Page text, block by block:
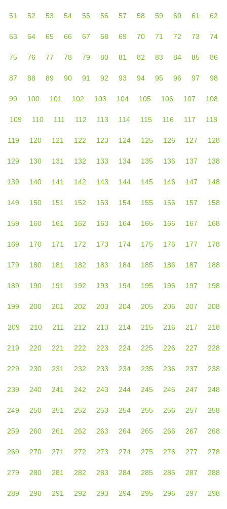
51 52 53 54 55 56 57 58 59 60 61 62
63 64 65 66 67 68 69 70 71 72 73 74
75 76 77 78 79 80 81 82 83 84 85 86
87 88 89 90 91 92 93 94 95 96 97 98
99 100 101 102 103 104 105 106 107 108
109 110 111 112 113 114 115 116 117 118
119 120 121 122 123 124 125 126 127 128
129 130 131 132 133 134 135 136 137 138
139 140 141 142 143 144 145 146 147 148
149 150 151 152 153 154 155 156 157 158
159 160 161 162 163 164 165 166 167 168
169 170 171 172 173 174 175 176 177 178
179 180 181 182 183 184 185 186 187 188
189 190 191 192 193 194 195 196 197 198
199 200 201 202 203 204 205 206 207 208
209 210 211 212 213 214 215 216 217 218
219 220 221 222 223 224 225 226 227 228
229 230 231 232 233 234 235 236 237 238
239 240 241 242 243 244 245 246 247 248
249 250 251 252 253 254 255 256 257 258
259 260 261 262 263 264 265 266 267 268
269 270 271 272 273 274 275 276 277 278
279 280 281 282 283 284 285 286 287 288
289 290 291 292 293 294 295 296 297 298